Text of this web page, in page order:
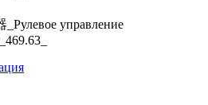
управление